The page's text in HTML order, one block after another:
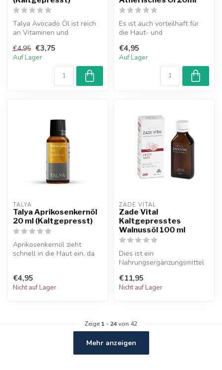
Talya Avocado Öl ist reich
an Vitaminen und
Haare nähr...
€4,95 €3,75
Auf Lager
Es ist auch vorteilhaft für
die Haut- und
das Erscheinu...
€4,95
Auf Lager
TALYA
Talya Aprikosenkernöl
20 ml (Kaltgepresst)
Aprikosenkernöl zieht
schnell in die Haut ein, da
€4,95
Nicht auf Lager
ZADE VITAL
Zade Vital
Kaltgepresstes
Walnussöl 100 ml
Dies ist ein
Nahrungsergänzungsmittel
Walnussöl. Walnussöl is...
€11,95
Nicht auf Lager
Zeige 1 - 24von 42
Mehr anzeigen